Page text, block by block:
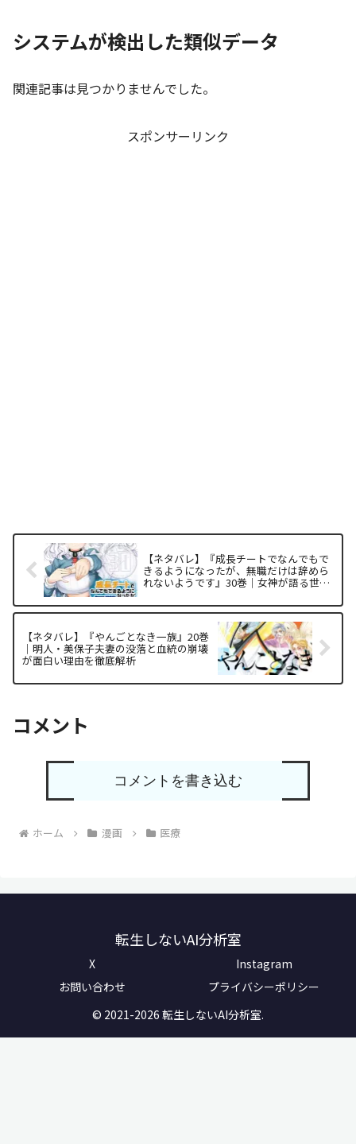
システムが検出した類似データ
関連記事は見つかりませんでした。
スポンサーリンク
【ネタバレ】『成長チートでなんでもで
きるようになったが、無職だけは辞めら
れないようです』30巻｜女神が語る世界
続ける構造的な理由
【ネタバレ】『やんごとなき一族』20巻
｜明人・美保子夫妻の没落と血統の崩壊
が面白い理由を徹底解析
コメント
コメントを書き込む
ホーム 漫画 医療
転生しないAI分析室
X
Instagram
お問い合わせ
プライバシーポリシー
© 2021-2026 転生しないAI分析室.